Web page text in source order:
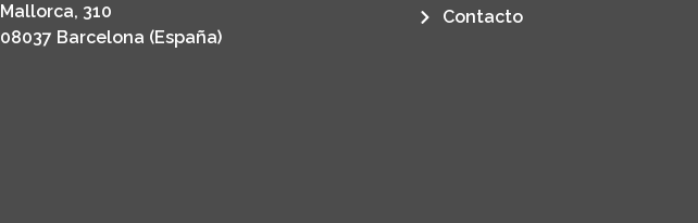
Mallorca, 310
08037 Barcelona (España)
Contacto